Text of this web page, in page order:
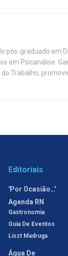
pós-graduado em
em Psicanálise.
Trabalho,
Editoriais
'Por Ocasião…'
Agenda RN
Gastronomia
Guia De Eventos
Liszt Madruga
Água De